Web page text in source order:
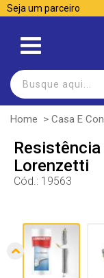
Seja um parceiro
Home > Casa E
Lorenzetti
Cód.: 19563